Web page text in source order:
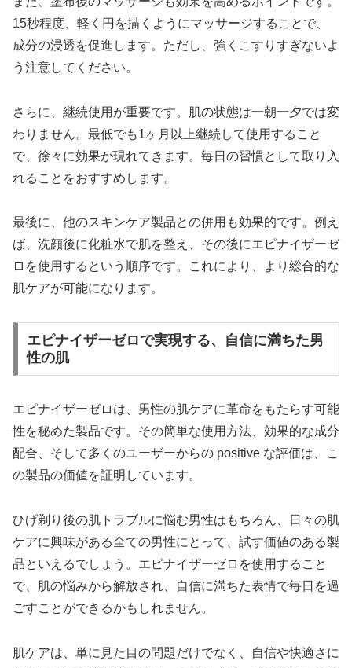
15秒程度、軽く円を描くようにマッサージすることで、
成分の浸透を促進します。ただし、強くこすりすぎないよ
う注意してください。
さらに、継続使用が重要です。肌の状態は一朝一夕では変
わりません。最低でも1ヶ月以上継続して使用すること
で、徐々に効果が現れてきます。毎日の習慣として取り入
れることをおすすめします。
最後に、他のスキンケア製品との併用も効果的です。例え
ば、洗顔後に化粧水で肌を整え、その後にエピナイザーゼ
ロを使用するという順序です。これにより、より総合的な
肌ケアが可能になります。
エピナイザーゼロで実現する、自信に満ちた男
性の肌
エピナイザーゼロは、男性の肌ケアに革命をもたらす可能
性を秘めた製品です。その簡単な使用方法、効果的な成分
配合、そして多くのユーザーからの positive な評価は、こ
の製品の価値を証明しています。
ひげ剃り後の肌トラブルに悩む男性はもちろん、日々の肌
ケアに興味がある全ての男性にとって、試す価値のある製
品といえるでしょう。エピナイザーゼロを使用すること
で、肌の悩みから解放され、自信に満ちた表情で毎日を過
ごすことができるかもしれません。
肌ケアは、単に見た目の問題だけでなく、自信や快適さに